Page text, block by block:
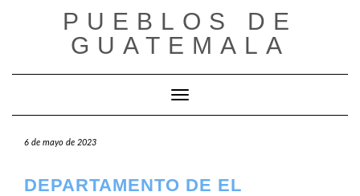
PUEBLOS DE
GUATEMALA
Cambiar modo de navegación
6 de mayo de 2023
DEPARTAMENTO DE EL